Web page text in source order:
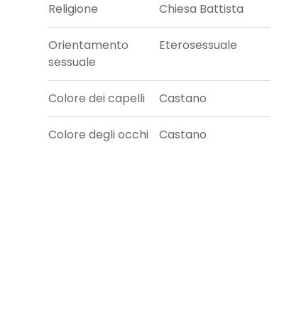
Religione Chiesa Battista
Orientamento
sessuale
Eterosessuale
Colore dei capelli Castano
Colore degli occhi Castano